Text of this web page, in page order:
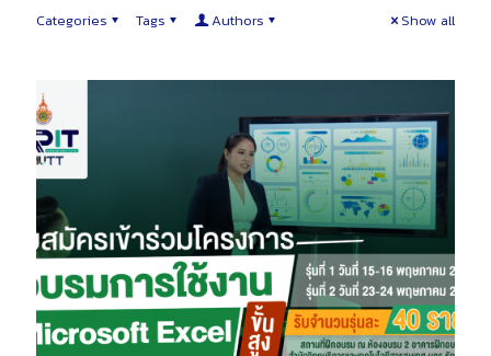
Categories Tags Authors Show all